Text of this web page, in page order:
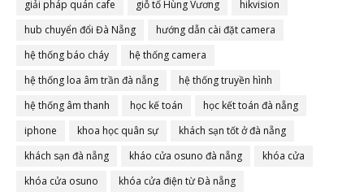
giải pháp quán cafe giỗ tổ Hùng Vương
hikvision
hub chuyển đổi Đà Nẵng
hướng dẫn cài đặt camera
hệ thống báo cháy
hệ thống camera
hệ thống loa âm trần đà nẵng
hệ thống truyền hình
hệ thống âm thanh
học kế toán
học kết toán đà nẵng
iphone
khoa học quân sự
khách sạn tốt ở đà nẵng
khách sạn đà nẵng
kháo cửa osuno đà nẵng
khóa cửa
khóa cửa osuno
khóa cửa điện từ Đà nẵng